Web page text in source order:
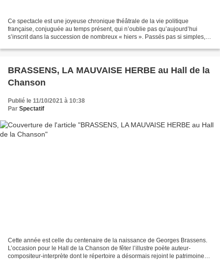
Ce spectacle est une joyeuse chronique théâtrale de la vie politique
française, conjuguée au temps présent, qui n’oublie pas qu’aujourd’hui
s’inscrit dans la succession de nombreux « hiers ». Passés pas si simples,
BRASSENS, LA MAUVAISE HERBE au Hall de la
Chanson
Publié le 11/10/2021 à 10:38
Par Spectatif
Cette année est celle du centenaire de la naissance de Georges Brassens.
L’occasion pour le Hall de la Chanson de fêter l’illustre poète auteur-
compositeur-interprète dont le répertoire a désormais rejoint le patrimoine